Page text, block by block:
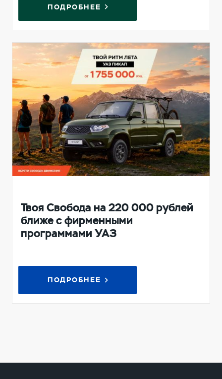
ПОДРОБНЕЕ
Твоя Свобода на 220 000 рублей
ближе с фирменными
программами УАЗ
ПОДРОБНЕЕ